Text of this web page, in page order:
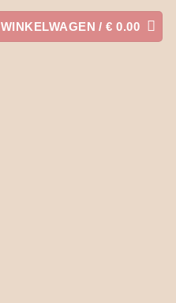
WINKELWAGEN /€ 0.00